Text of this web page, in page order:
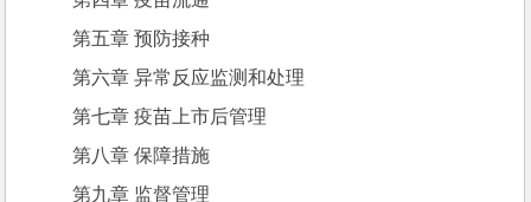
第五章 预防接种
第六章 异常反应监测和处理
第七章 疫苗上市后管理
第八章 保障措施
第九章 监督管理